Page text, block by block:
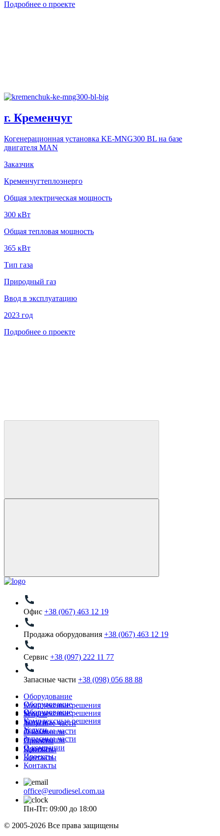
Подробнее о проекте
г. Кременчуг
Когенерационная установка KE-MNG300 BL на базе
двигателя MAN
Заказчик
Кременчугтеплоэнерго
Общая электрическая мощность
300 кВт
Общая тепловая мощность
365 кВт
Тип газа
Природный газ
Ввод в эксплуатацию
2023 год
Подробнее о проекте
Офис +38 (067) 463 12 19
Продажа оборудования +38 (067) 463 12 19
Сервис +38 (097) 222 11 77
Запасные части +38 (098) 056 88 88
Оборудование
Комплексные решения
Услуги
Запасные части
О компании
Проекты
Контакты
Оборудование
Комплексные решения
Услуги
Запасные части
О компании
Проекты
Контакты
Оборудование
Комплексные решения
Услуги
Запасные части
О компании
Проекты
Контакты
office@eurodiesel.com.ua
Пн-Пт: 09:00 до 18:00
© 2005-2026 Все права защищены